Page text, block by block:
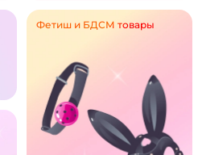
Фетиш и БДСМ товары